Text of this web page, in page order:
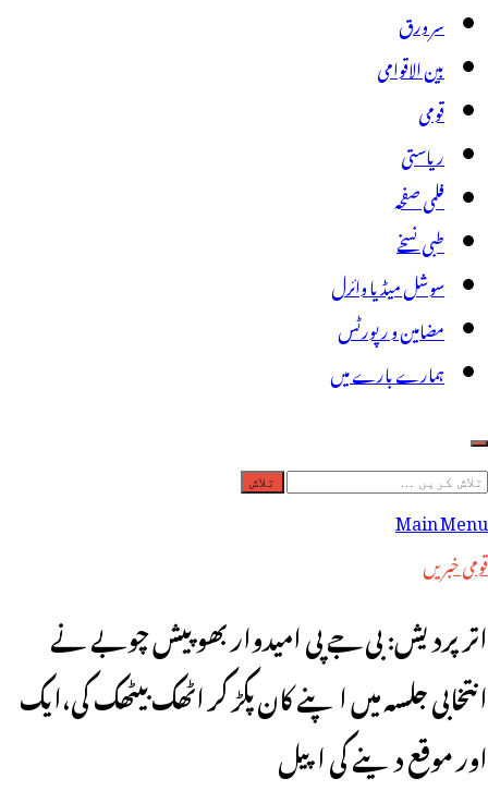
سر ورق
بین الاقوامی
قومی
ریاستی
فلمی صفحہ
طبی نسخے
سوشل میڈیا وائرل
مضامین و رپورٹس
ہمارے بارے میں
تلاش
کریں
برائے:
Main Menu
قومی خبریں
اترپردیش: بی جے پی امیدوار بھوپیش چوبے نے
انتخابی جلسہ میں اپنے کان پکڑ کر اٹھک بیٹھک کی،ایک
اور موقع دینے کی اپیل